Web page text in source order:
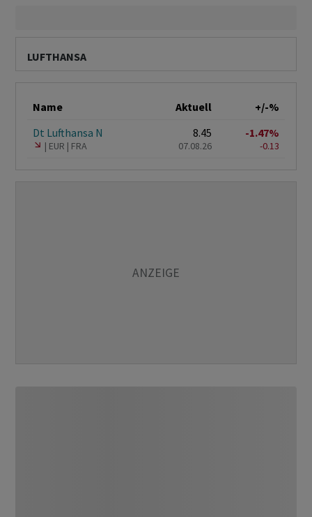
LUFTHANSA
Name Aktuell
+/-%
Dt Lufthansa N
EUR FRA
8.45
07.08.26
-1.47%
-0.13